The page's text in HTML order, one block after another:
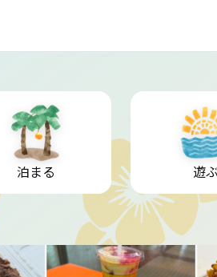
泊まる 遊